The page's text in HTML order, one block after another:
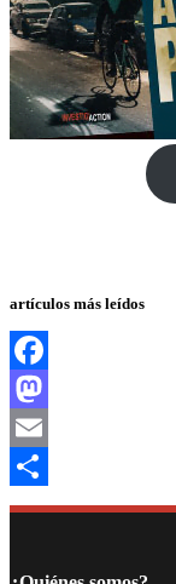
artículos más leídos
Facebook
Mastodon
Email
Compartir